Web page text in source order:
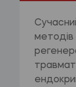
методів